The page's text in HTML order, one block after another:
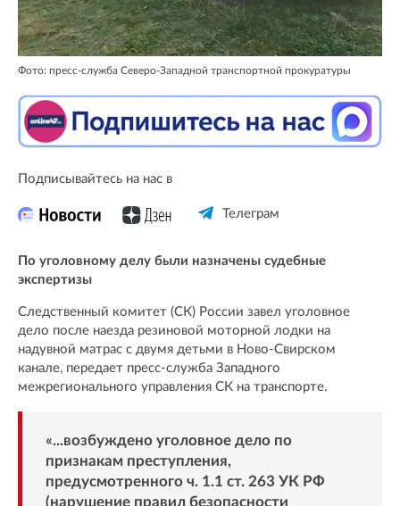
Фото: пресс-служба Северо-Западной транспортной прокуратуры
Подписывайтесь на нас в
Телеграм
По уголовному делу были назначены судебные
экспертизы
Следственный комитет (СК) России завел уголовное
дело после наезда резиновой моторной лодки на
надувной матрас с двумя детьми в Ново-Свирском
канале, передает пресс-служба Западного
межрегионального управления СК на транспорте.
«...возбуждено уголовное дело по
признакам преступления,
предусмотренного ч. 1.1 ст. 263 УК РФ
(нарушение правил безопасности